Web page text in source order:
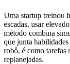
Uma startup treinou
escadas, usar
método combina
que junta
robô, é como tarefas
replanejadas.